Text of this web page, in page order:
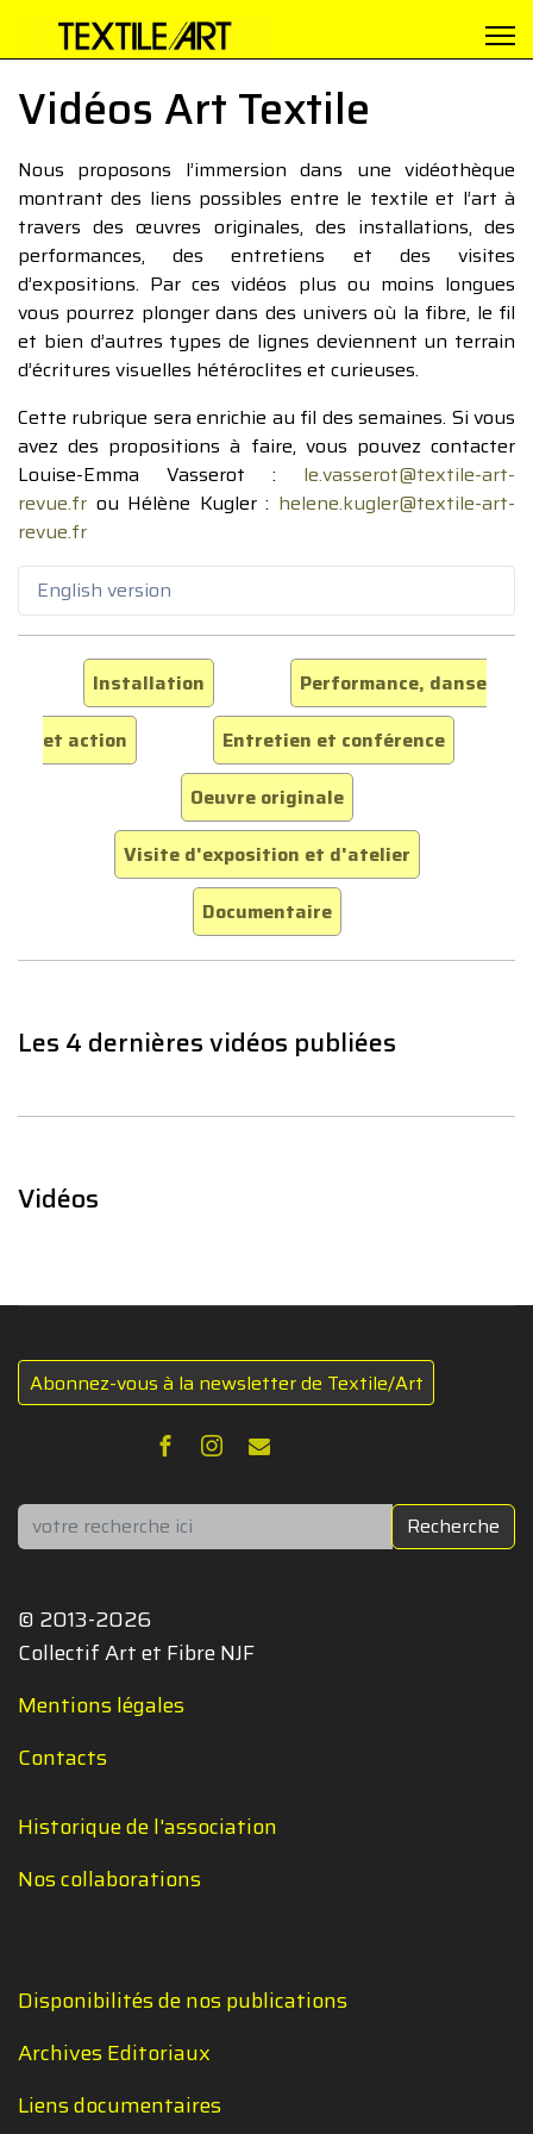
Vidéos Art Textile
Nous proposons l’immersion dans une vidéothèque
montrant des liens possibles entre le textile et l’art à
travers des œuvres originales, des installations, des
performances, des entretiens et des visites
d’expositions. Par ces vidéos plus ou moins longues
vous pourrez plonger dans des univers où la fibre, le fil
et bien d’autres types de lignes deviennent un terrain
d’écritures visuelles hétéroclites et curieuses.
Cette rubrique sera enrichie au fil des semaines. Si vous
avez des propositions à faire, vous pouvez contacter
Louise-Emma Vasserot : le.vasserot@textile-art-
revue.fr ou Hélène Kugler : helene.kugler@textile-art-
revue.fr
English version
Installation
Performance, danse
et action
Entretien et conférence
Oeuvre originale
Visite d'exposition et d'atelier
Documentaire
Les 4 dernières vidéos publiées
Vidéos
Abonnez-vous à la newsletter de Textile/Art
Rechercher Recherche
© 2013-2026
Collectif Art et Fibre NJF
Mentions légales
Contacts
Historique de l'association
Nos collaborations
Disponibilités de nos publications
Archives Editoriaux
Liens documentaires